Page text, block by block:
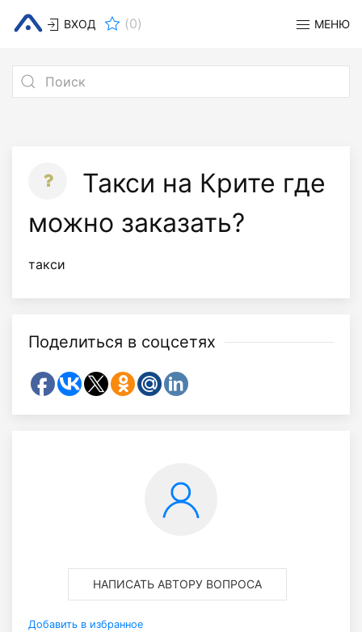
ВХОД (0) МЕНЮ
Такси на Крите где
можно заказать?
такси
Поделиться в соцсетях
НАПИСАТЬ АВТОРУ ВОПРОСА
Добавить в избранное